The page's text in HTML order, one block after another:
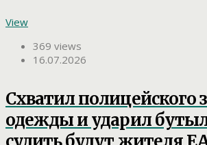
View
369 views
16.07.2026
Схватил полицейского
одежды и ударил